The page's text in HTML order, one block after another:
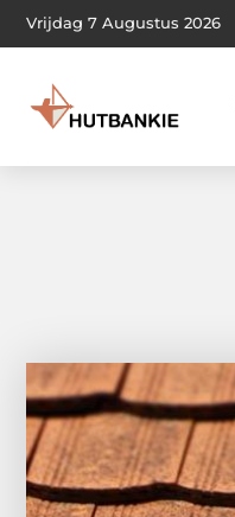
Vrijdag 7 Augustus 2026